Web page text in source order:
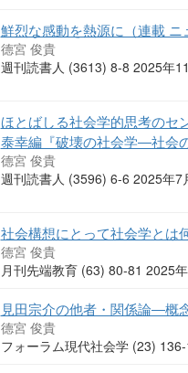
鮮烈な感動を熱源に（連載 ニ
德宮 俊貴
週刊読書人 (3613) 8-8 2025年
ほとばしる社会学的思考のセ
泰幸編『破壊の社会学―社会
德宮 俊貴
週刊読書人 (3596) 6-6 2025年7
社会構想にとって社会学とは
德宮 俊貴
月刊先端教育 (63) 80-81 2025
見田宗介の他者・関係論―概
德宮 俊貴
フォーラム現代社会学 (23)